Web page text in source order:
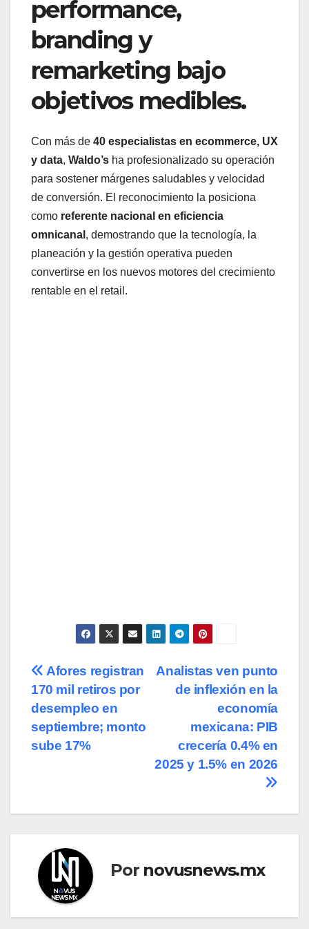
performance,
branding y
remarketing bajo
objetivos medibles.
Con más de 40 especialistas en ecommerce, UX
y data, Waldo’s ha profesionalizado su operación
para sostener márgenes saludables y velocidad
de conversión. El reconocimiento la posiciona
como referente nacional en eficiencia
omnicanal , demostrando que la tecnología, la
planeación y la gestión operativa pueden
convertirse en los nuevos motores del crecimiento
rentable en el retail.
Navegación
de
entradas
Analistas ven punto
de inflexión en la
economía
mexicana: PIB
crecería 0.4% en
2025 y 1.5% en 2026
Afores registran
170 mil retiros por
desempleo en
septiembre; monto
sube 17%
Por novusnews.mx